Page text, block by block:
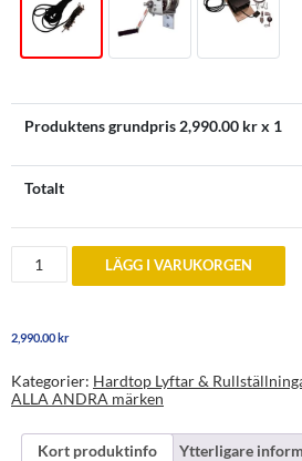
Produktens grundpris 2,990.00 kr x 1
Totalt
Justerbar
Hardtop
Lyft
typer
hardtops
mängd
LÄGG I VARUKORGEN
2,990.00kr
Kategorier: Hardtop Lyftar &
ALLA ANDRA märken
Kort produktinfo Ytterligare